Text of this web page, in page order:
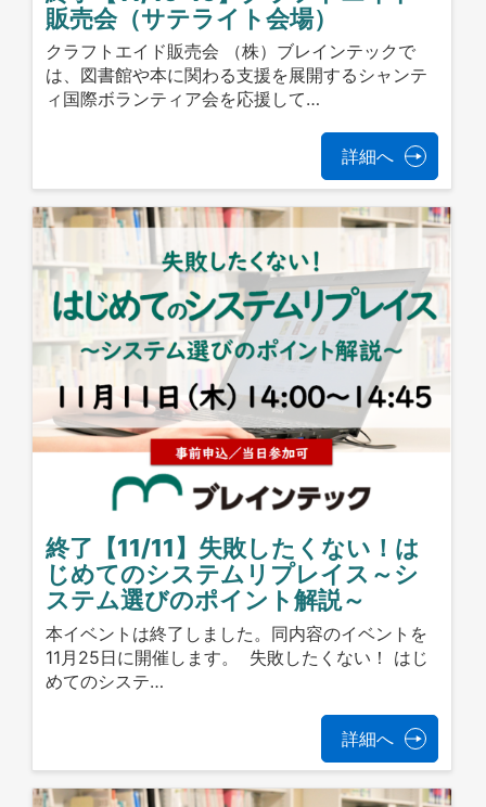
販売会（サテライト会場）
クラフトエイド販売会 （株）ブレインテックで
は、図書館や本に関わる支援を展開するシャンテ
ィ国際ボランティア会を応援して…
詳細へ
終了【11/11】失敗したくない！は
じめてのシステムリプレイス～シ
ステム選びのポイント解説～
本イベントは終了しました。同内容のイベントを
11月25日に開催します。 失敗したくない！ はじ
めてのシステ…
詳細へ